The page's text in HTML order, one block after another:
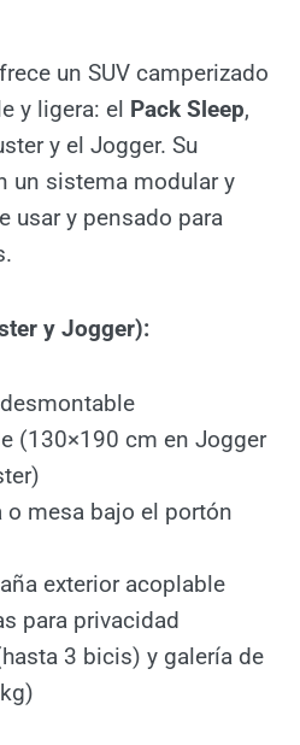
una
simple y
un SUV
asequible y ligera:
basa en un sistema
puntuales.
y Jogger):
(130×190 cm en
en Duster)
o mesa bajo el portón